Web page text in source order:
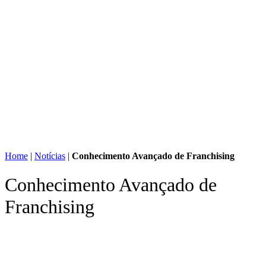
Home | Notícias | Conhecimento Avançado de Franchising
Conhecimento Avançado de
Franchising